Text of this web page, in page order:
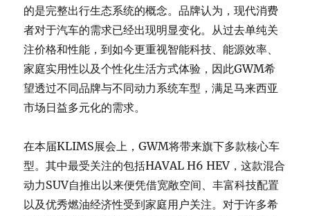
的是完整出行生态系统的概念。品牌认为，现代消费
者对于汽车的需求已经出现明显变化。从过去单纯关
注价格和性能，到如今更重视智能科技、能源效率、
家庭实用性以及个性化生活方式体验，因此GWM希
望透过不同品牌与不同动力系统车型，满足马来西亚
市场日益多元化的需求。
在本届KLIMS展会上，GWM将带来旗下多款核心车
型。其中最受关注的包括HAVAL H6 HEV，这款混合
动力SUV自推出以来便凭借宽敞空间、丰富科技配置
以及优秀燃油经济性受到家庭用户关注。对于许多希